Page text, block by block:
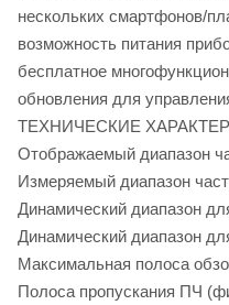
нескольких смартфонов/
возможность питания
бесплатное
обновления для
ТЕХНИЧЕСКИЕ
Отображаемый диапазон
Измеряемый диапазон
Динамический диапазон
Динамический диапазон
Максимальная полоса
Полоса пропускания ПЧ